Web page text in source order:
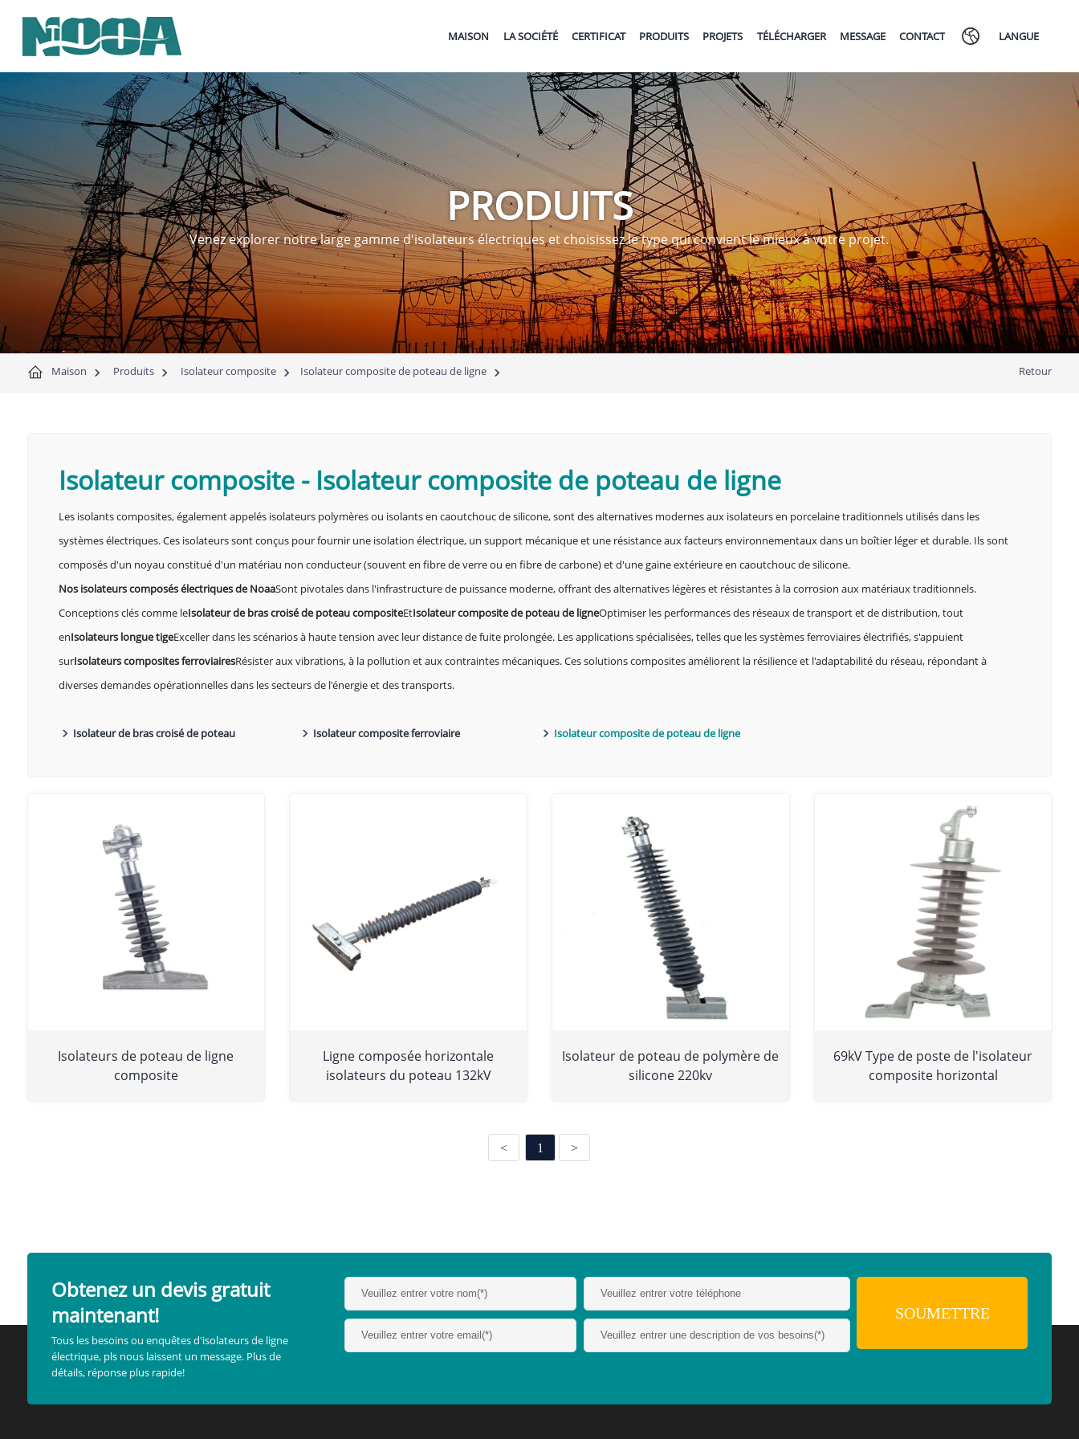
MAISON LA SOCIÉTÉ CERTIFICAT PRODUITS PROJETS TÉLÉCHARGER MESSAGE CONTACT LANGUE
PRODUITS
Venez explorer notre large gamme d'isolateurs électriques et choisissez le type qui convient le mieux à votre projet.
Retour
Maison Produits Isolateur composite Isolateur composite de poteau de ligne
Isolateur composite- Isolateur composite de poteau de ligne
Les isolants composites, également appelés isolateurs polymères ou isolants en caoutchouc de silicone, sont des alternatives modernes aux isolateurs en porcelaine traditionnels utilisés dans les
systèmes électriques. Ces isolateurs sont conçus pour fournir une isolation électrique, un support mécanique et une résistance aux facteurs environnementaux dans un boîtier léger et durable. Ils sont
composés d'un noyau constitué d'un matériau non conducteur (souvent en fibre de verre ou en fibre de carbone) et d'une gaine extérieure en caoutchouc de silicone.
Nos isolateurs composés électriques de NoaaSont pivotales dans l'infrastructure de puissance moderne, offrant des alternatives légères et résistantes à la corrosion aux matériaux traditionnels.
Conceptions clés comme leIsolateur de bras croisé de poteau compositeEtIsolateur composite de poteau de ligneOptimiser les performances des réseaux de transport et de distribution, tout
enIsolateurs longue tigeExceller dans les scénarios à haute tension avec leur distance de fuite prolongée. Les applications spécialisées, telles que les systèmes ferroviaires électrifiés, s'appuient
surIsolateurs composites ferroviairesRésister aux vibrations, à la pollution et aux contraintes mécaniques. Ces solutions composites améliorent la résilience et l'adaptabilité du réseau, répondant à
diverses demandes opérationnelles dans les secteurs de l'énergie et des transports.
Isolateur de bras croisé de poteau
Isolateur composite ferroviaire Isolateur composite de poteau de ligne
Isolateurs de poteau de ligne
composite
Ligne composée horizontale
isolateurs du poteau 132kV
Isolateur de poteau de polymère de
silicone 220kv
69kV Type de poste de l'isolateur
composite horizontal
< 1 >
Obtenez un devis gratuit
maintenant!
Tous les besoins ou enquêtes d'isolateurs de ligne
électrique, pls nous laissent un message. Plus de
détails, réponse plus rapide!